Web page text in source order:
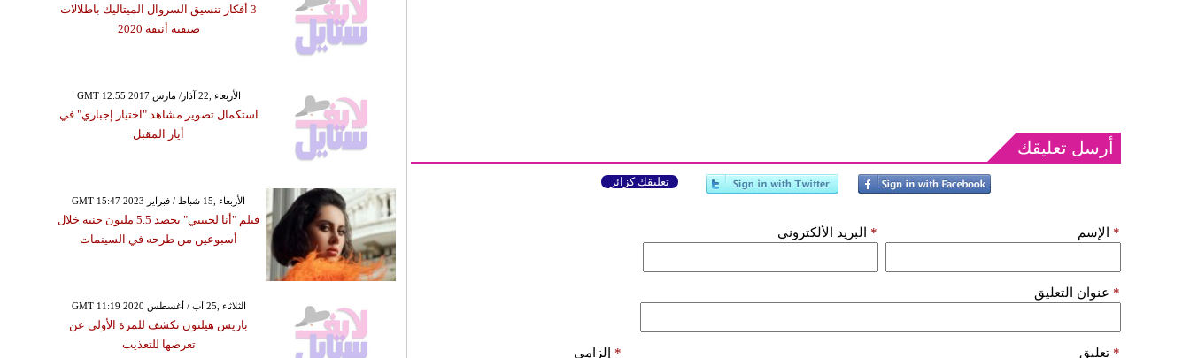
أرسل تعليقك
تعليقك كزائر
الإسم * البريد الألكتروني *
عنوان التعليق *
تعليق * إلزامي *
3 أفكار تنسيق السروال الميتاليك باطلالات
صيفية أنيقة 2020
GMT 12:55 2017 الأربعاء ,22 آذار/ مارس
استكمال تصوير مشاهد "اختيار إجباري" في
أيار المقبل
GMT 15:47 2023 الأربعاء ,15 شباط / فبراير
فيلم "أنا لحبيبي" يحصد 5.5 مليون جنيه خلال
أسبوعين من طرحه في السينمات
GMT 11:19 2020 الثلاثاء ,25 آب / أغسطس
باريس هيلتون تكشف للمرة الأولى عن
تعرضها للتعذيب